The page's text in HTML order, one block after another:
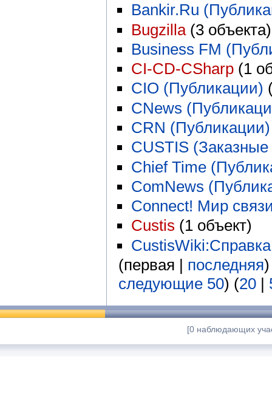
Bankir.Ru
Bugzilla‏‎ (3 объекта)
Business FM
CI-CD-CSharp (1
CIO (Публикации)
CNews
CRN (Публикации)
CUSTIS
Chief Time
ComNews
Connect! Мир
Custis ‏‎ (1 объект)
CustisWiki:Справка
(первая | последняя
следующие 50) (20 |
[0 наблюдающих